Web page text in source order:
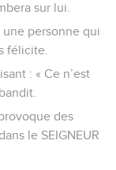
sur lui.
personne qui
félicite.
: « Ce n’est
des
le SEIGNEUR